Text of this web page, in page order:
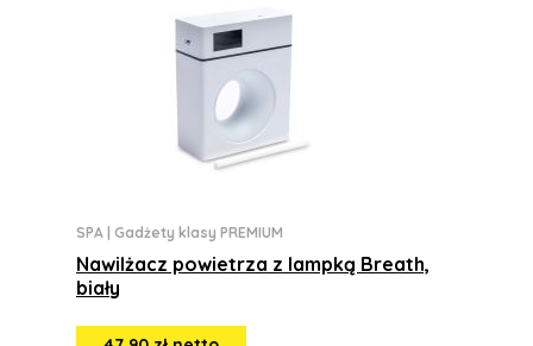
SPA Gadżety klasy PREMIUM
Nawilżacz powietrza z lampką Breath,
biały